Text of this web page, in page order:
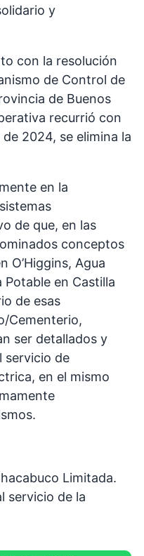
y
con la resolución
de Control de
de Buenos
recurrió con
2024, se elimina la
en la
de que, en las
conceptos
O’Higgins, Agua
Potable en Castilla
de esas
Cementerio,
ser detallados y
servicio de
en el mismo
Limitada.
servicio de la